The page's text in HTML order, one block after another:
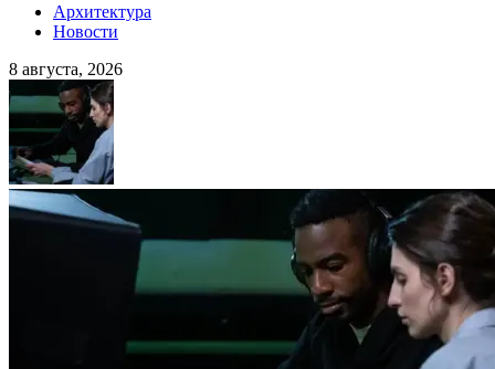
Архитектура
Новости
8 августа, 2026